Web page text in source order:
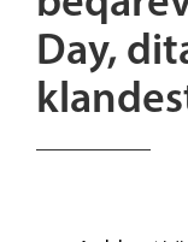
Day,